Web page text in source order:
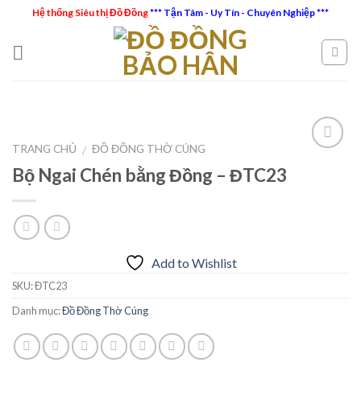
content
Hệ thống Siêu thị Đồ Đồng*** Tận Tâm - Uy Tín - Chuyên Nghiệp ***
TRANG CHỦ / ĐỒ ĐỒNG THỜ CÚNG
Bộ Ngai Chén bằng Đồng – ĐTC23
Add to Wishlist
SKU:ĐTC23
Danh mục:Đồ Đồng Thờ Cúng